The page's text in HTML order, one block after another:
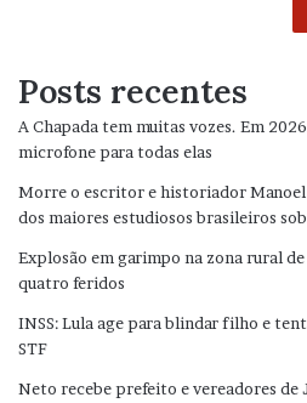
Posts recentes
A Chapada tem muitas vozes. Em
microfone para todas elas
Morre o escritor e historiador Manoel
dos maiores estudiosos brasileiros
Explosão em garimpo na zona rural
quatro feridos
INSS: Lula age para blindar filho e
STF
Neto recebe prefeito e vereadores de